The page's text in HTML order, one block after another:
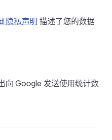
隐私声明 描述了您的数据
向 Google 发送使用统计数